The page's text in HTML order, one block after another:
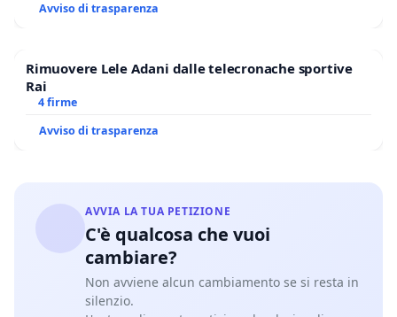
Avviso di trasparenza
Rimuovere Lele Adani dalle telecronache sportive
Rai
4 firme
Avviso di trasparenza
AVVIA LA TUA PETIZIONE
C'è qualcosa che vuoi
cambiare?
Non avviene alcun cambiamento se si resta in
silenzio.